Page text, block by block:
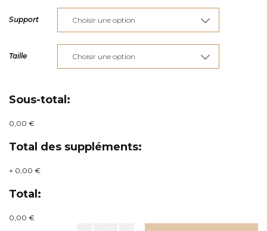
prix :
€90,00
à
€285,00
Support
Taille
Sous-total:
0,00 €
Total des suppléments:
+ 0,00 €
Total:
0,00 €